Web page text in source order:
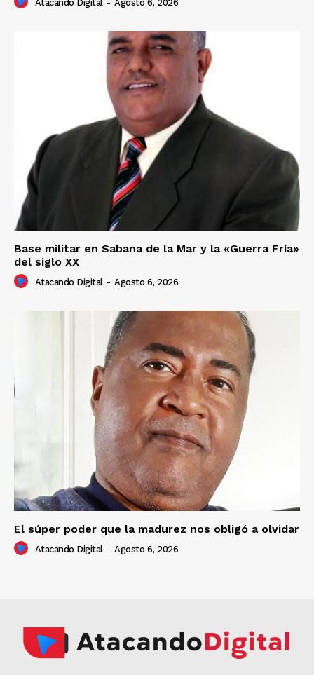
Atacando Digital - Agosto 6, 2026
Base militar en Sabana de la Mar y la «Guerra Fría»
del siglo XX
Atacando Digital - Agosto 6, 2026
El súper poder que la madurez nos obligó a olvidar
Atacando Digital - Agosto 6, 2026